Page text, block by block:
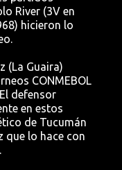
River (3V en
hicieron lo
(La Guaira)
CONMEBOL
defensor
en estos
de Tucumán
que lo hace con